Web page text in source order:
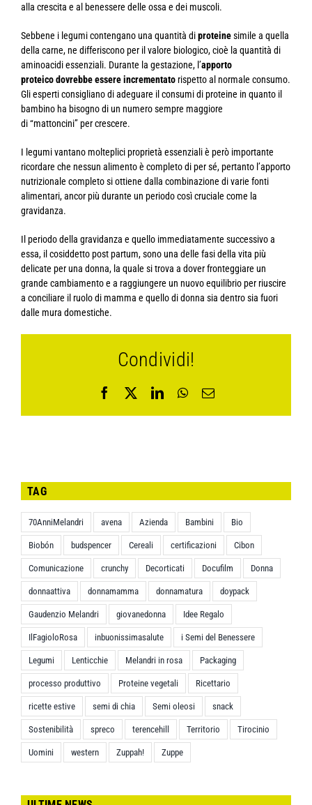
alla crescita e al benessere delle ossa e dei muscoli.
Sebbene i legumi contengano una quantità diproteinesimile a quella
della carne, ne differiscono per il valore biologico, cioè la quantità di
aminoacidi essenziali. Durante la gestazione, l’apporto
proteico dovrebbe essere incrementatorispetto al normale consumo.
Gli esperti consigliano di adeguare il consumi di proteine in quanto il
bambino ha bisogno di un numero sempre maggiore
di “mattoncini” per crescere.
I legumi vantano molteplici proprietà essenziali è però importante
ricordare che nessun alimento è completo di per sé, pertanto l’apporto
nutrizionale completo si ottiene dalla combinazione di varie fonti
alimentari, ancor più durante un periodo così cruciale come la
gravidanza.
Il periodo della gravidanza e quello immediatamente successivo a
essa, il cosiddetto post partum, sono una delle fasi della vita più
delicate per una donna, la quale si trova a dover fronteggiare un
grande cambiamento e a raggiungere un nuovo equilibrio per riuscire
a conciliare il ruolo di mamma e quello di donna sia dentro sia fuori
dalle mura domestiche.
Condividi!
Facebook LinkedInWhatsApp
Email
TAG
70AnniMelandri avena Azienda Bambini Bio
Biobón budspencer Cereali certificazioni Cibon
Comunicazione crunchy Decorticati Docufilm Donna
donnaattiva donnamamma donnamatura doypack
Gaudenzio Melandri giovanedonna Idee Regalo
IlFagioloRosa inbuonissimasalute i Semi del Benessere
Legumi Lenticchie Melandri in rosa Packaging
processo produttivo Proteine vegetali Ricettario
ricette estive semi di chia Semi oleosi snack
Sostenibilità spreco terencehill Territorio Tirocinio
Uomini western Zuppah! Zuppe